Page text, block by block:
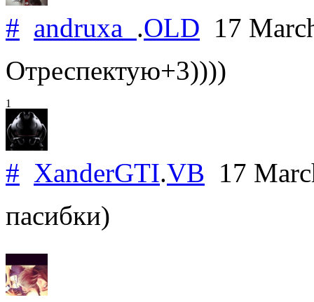
# andruxa_ .OLD 17
Отреспектую+3))))
1
# XanderGTI.VB 17
пасибки)